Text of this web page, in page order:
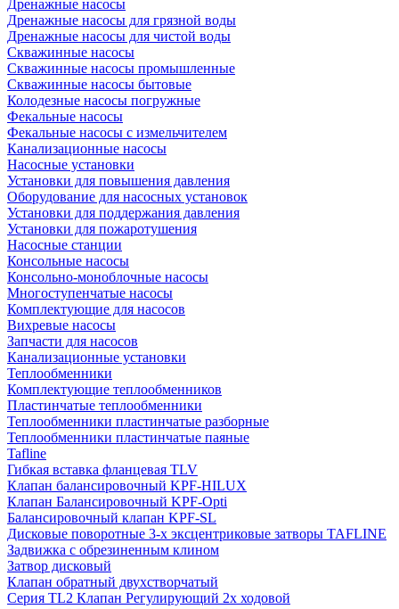
Дренажные насосы
Дренажные насосы для грязной воды
Дренажные насосы для чистой воды
Скважинные насосы
Скважинные насосы промышленные
Скважинные насосы бытовые
Колодезные насосы погружные
Фекальные насосы
Фекальные насосы с измельчителем
Канализационные насосы
Насосные установки
Установки для повышения давления
Оборудование для насосных установок
Установки для поддержания давления
Установки для пожаротушения
Насосные станции
Консольные насосы
Консольно-моноблочные насосы
Многоступенчатые насосы
Комплектующие для насосов
Вихревые насосы
Запчасти для насосов
Канализационные установки
Теплообменники
Комплектующие теплообменников
Пластинчатые теплообменники
Теплообменники пластинчатые разборные
Теплообменники пластинчатые паяные
Tafline
Гибкая вставка фланцевая TLV
Клапан балансировочный KPF-HILUX
Клапан Балансировочный KPF-Opti
Балансировочный клапан KPF-SL
Дисковые поворотные 3-х эксцентриковые затворы TAFLINE
Задвижка с обрезиненным клином
Затвор дисковый
Клапан обратный двухстворчатый
Серия TL2 Клапан Регулирующий 2х ходовой